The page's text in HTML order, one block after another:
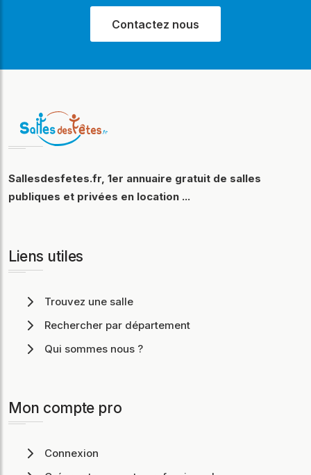
Contactez nous
Sallesdesfetes.fr, 1er annuaire gratuit de salles
publiques et privées en location ...
Liens utiles
Trouvez une salle
Rechercher par département
Qui sommes nous ?
Mon compte pro
Connexion